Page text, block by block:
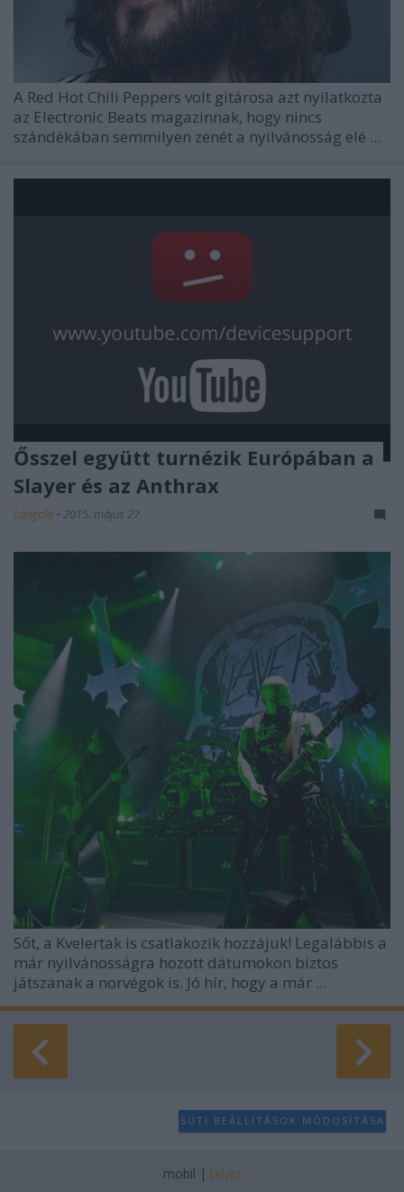
A Red Hot Chili Peppers volt gitárosa azt nyilatkozta
az Electronic Beats magazinnak, hogy nincs
szándékában semmilyen zenét a nyilvánosság elé ...
Ősszel együtt turnézik Európában a
Slayer és az Anthrax
Lángoló • 2015. május 27.
Sőt, a Kvelertak is csatlakozik hozzájuk! Legalábbis a
már nyilvánosságra hozott dátumokon biztos
játszanak a norvégok is. Jó hír, hogy a már ...
SÜTI BEÁLLÍTÁSOK MÓDOSÍTÁSA
mobil | teljes